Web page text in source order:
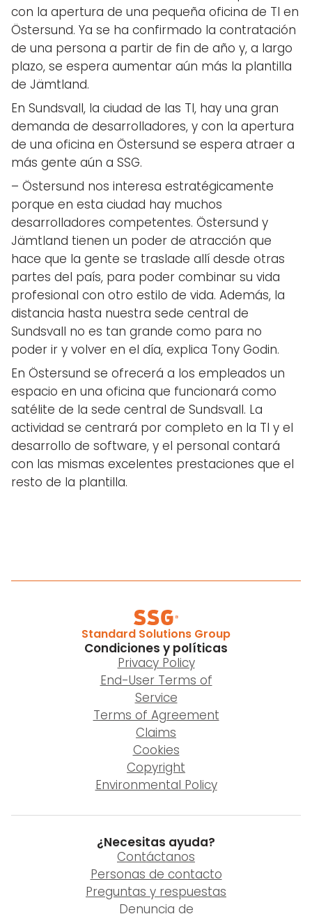
con la apertura de una pequeña oficina de TI en
Östersund. Ya se ha confirmado la contratación
de una persona a partir de fin de año y, a largo
plazo, se espera aumentar aún más la plantilla
de Jämtland.
En Sundsvall, la ciudad de las TI, hay una gran
demanda de desarrolladores, y con la apertura
de una oficina en Östersund se espera atraer a
más gente aún a SSG.
– Östersund nos interesa estratégicamente
porque en esta ciudad hay muchos
desarrolladores competentes. Östersund y
Jämtland tienen un poder de atracción que
hace que la gente se traslade allí desde otras
partes del país, para poder combinar su vida
profesional con otro estilo de vida. Además, la
distancia hasta nuestra sede central de
Sundsvall no es tan grande como para no
poder ir y volver en el día, explica Tony Godin.
En Östersund se ofrecerá a los empleados un
espacio en una oficina que funcionará como
satélite de la sede central de Sundsvall. La
actividad se centrará por completo en la TI y el
desarrollo de software, y el personal contará
con las mismas excelentes prestaciones que el
resto de la plantilla.
Standard Solutions Group
Condiciones y políticas
Privacy Policy
End-User Terms of
Service
Terms of Agreement
Claims
Cookies
Copyright
Environmental Policy
¿Necesitas ayuda?
Contáctanos
Personas de contacto
Preguntas y respuestas
Denuncia de